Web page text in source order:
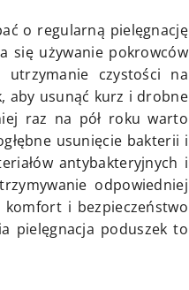
o regularną pielęgnację
się używanie pokrowców
czystości na
aby usunąć kurz i drobne
raz na pół roku warto
usunięcie bakterii i
antybakteryjnych i
odpowiedniej
komfort i bezpieczeństwo
pielęgnacja poduszek to